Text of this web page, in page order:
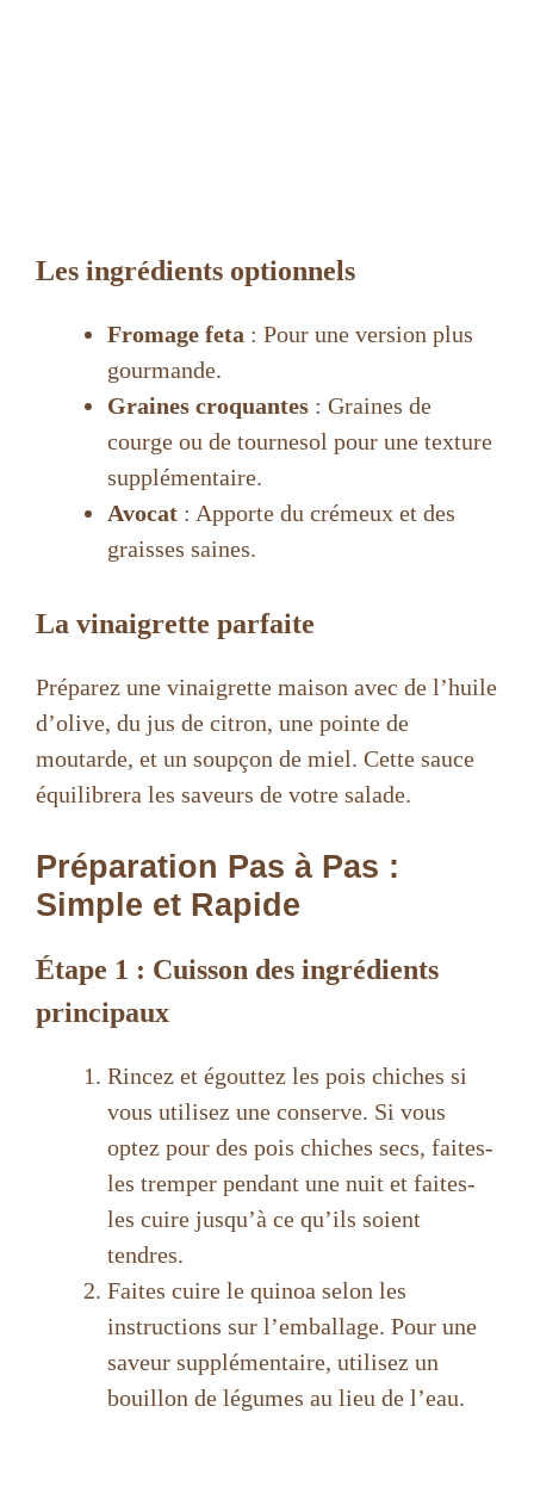
Les ingrédients optionnels
Fromage feta : Pour une version plus
gourmande.
Graines croquantes : Graines de
courge ou de tournesol pour une texture
supplémentaire.
Avocat : Apporte du crémeux et des
graisses saines.
La vinaigrette parfaite
Préparez une vinaigrette maison avec de l’huile
d’olive, du jus de citron, une pointe de
moutarde, et un soupçon de miel. Cette sauce
équilibrera les saveurs de votre salade.
Préparation Pas à Pas :
Simple et Rapide
Étape 1 : Cuisson des ingrédients
principaux
Rincez et égouttez les pois chiches si
vous utilisez une conserve. Si vous
optez pour des pois chiches secs, faites-
les tremper pendant une nuit et faites-
les cuire jusqu’à ce qu’ils soient
tendres.
Faites cuire le quinoa selon les
instructions sur l’emballage. Pour une
saveur supplémentaire, utilisez un
bouillon de légumes au lieu de l’eau.